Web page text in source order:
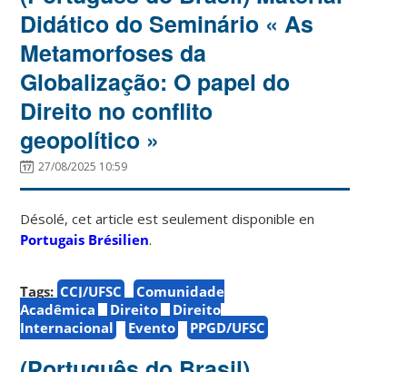
Didático do Seminário « As
Metamorfoses da
Globalização: O papel do
Direito no conflito
geopolítico »
27/08/2025 10:59
Désolé, cet article est seulement disponible en
Portugais Brésilien.
Tags: CCJ/UFSC
Comunidade
Acadêmica
Direito
Direito
Internacional
Evento PPGD/UFSC